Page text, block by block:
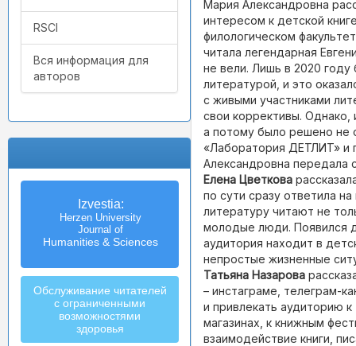
RSCI
Вся информация для
авторов
Известия
Российского государственного
педагогического университета
им. А.И. Герцена
Izvestia:
Herzen University
Journal of
Humanities & Sciences
Обслуживание читателей
с ограниченными
возможностями
здоровья
Мария Александровна
интересом к детской
филологическом
читала легендарная
не вели. Лишь в 2020
литературой, и это
с живыми участниками
свои коррективы. Однако,
а потому было решено не
«Лаборатория ДЕТЛИТ» и
Александровна передала
Елена Цветкова
по сути сразу ответила
литературу читают не
молодые люди. Появился
аудитория находит в
непростые жизненные
Татьяна Назарова
– инстаграме, телеграм-
и привлекать аудиторию
магазинах, к книжным
взаимодействие книги,